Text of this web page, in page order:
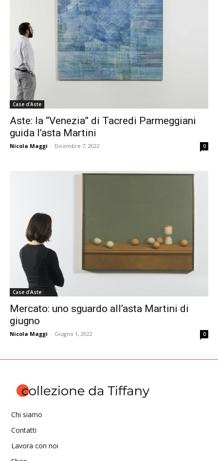
Case d'Aste
Aste: la “Venezia” di Tacredi Parmeggiani
guida l’asta Martini
Nicola Maggi - Dicembre 7, 2022 0
Case d'Aste
Mercato: uno sguardo all’asta Martini di
giugno
Nicola Maggi - Giugno 1, 2022 0
Chi siamo
Contatti
Lavora con noi